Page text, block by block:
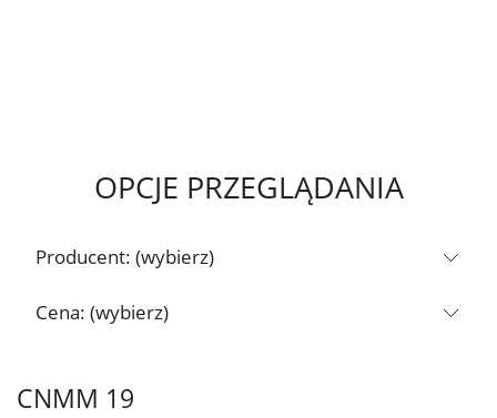
OPCJE PRZEGLĄDANIA
Producent: (wybierz)
Cena: (wybierz)
CNMM 19